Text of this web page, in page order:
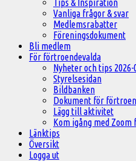
Tips & Inspiration
Vanliga frågor & svar
Medlemsrabatter
Föreningsdokument
Bli medlem
För förtroendevalda
Nyheter och tips 2026-
Styrelsesidan
Bildbanken
Dokument för
Lägg till aktivitet
Kom igång med
Länktips
Översikt
Logga ut